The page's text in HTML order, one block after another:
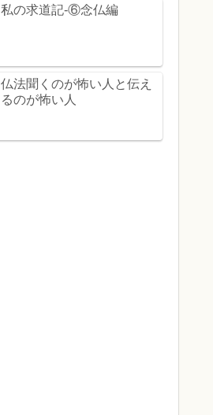
私の求道記-⑥念仏編
仏法聞くのが怖い人と伝え
るのが怖い人